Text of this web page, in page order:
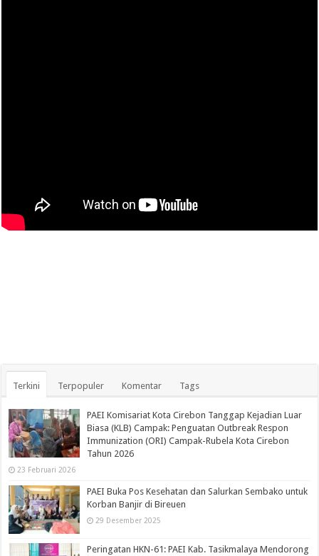
Terkini Terpopuler Komentar Tags
PAEI Komisariat Kota Cirebon Tanggap Kejadian Luar
Biasa (KLB) Campak: Penguatan Outbreak Respon
Immunization (ORI) Campak-Rubela Kota Cirebon
Tahun 2026
23 Februari 2026
PAEI Buka Pos Kesehatan dan Salurkan Sembako untuk
Korban Banjir di Bireuen
29 Desember 2025
Peringatan HKN-61: PAEI Kab. Tasikmalaya Mendorong